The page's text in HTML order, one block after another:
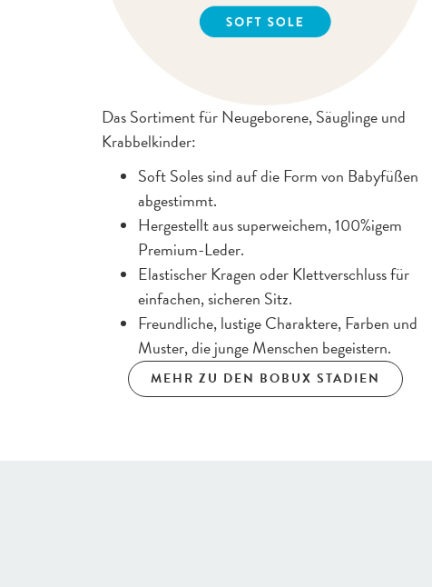
Das Sortiment für Neugeborene, Säuglinge und
Krabbelkinder:
Soft Soles sind auf die Form von Babyfüßen
abgestimmt.
Hergestellt aus superweichem, 100%igem
Premium-Leder.
Elastischer Kragen oder Klettverschluss für
einfachen, sicheren Sitz.
Freundliche, lustige Charaktere, Farben und
Muster, die junge Menschen begeistern.
MEHR ZU DEN BOBUX STADIEN